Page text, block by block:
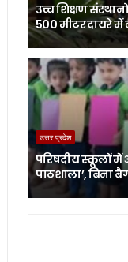
उच्च शिक्षण
500 मीटर दायरे में
उत्तर प्रदेश
परिषदीय स्कूलों में
पाठशाला’, बिना